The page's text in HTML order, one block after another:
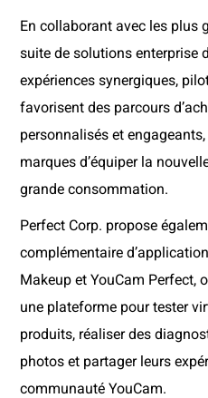
En collaborant avec les plus
suite de solutions enterprise
expériences synergiques,
favorisent des parcours
personnalisés et
marques d’équiper la
grande consommation.
Perfect Corp. propose
complémentaire
Makeup et YouCam
une plateforme pour tester
produits, réaliser des
photos et partager leurs
communauté YouCam.